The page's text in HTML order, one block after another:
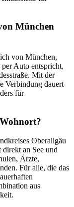
München
von München,
Auto entspricht,
Mit der
Verbindung dauert
für
Oberallgäu
an See und
Ärzte,
Für alle, die das
aus